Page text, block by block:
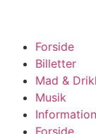
Forside
Billetter
Mad &
Musik
Information
Forside